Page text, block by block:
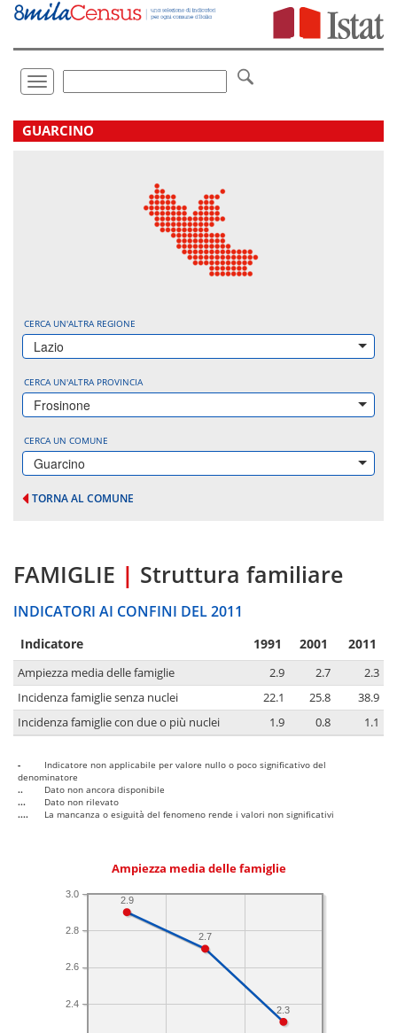
Vai
direttamente
Toggle
navigation
.
GUARCINO
CERCA UN'ALTRA REGIONE
Lazio
CERCA UN'ALTRA PROVINCIA
Frosinone
CERCA UN COMUNE
Guarcino
TORNA AL COMUNE
FAMIGLIE | Struttura familiare
INDICATORI AI CONFINI DEL 2011
Indicatore 1991 2001 2011
Ampiezza media delle famiglie 2.9 2.7
2.3
Incidenza famiglie senza nuclei
22.1 25.8
38.9
Incidenza famiglie con due o più nuclei
1.9 0.8 1.1
-
Indicatore non applicabile per valore nullo o poco significativo del
denominatore
..
Dato non ancora disponibile
...
Dato non rilevato
....
La mancanza o esiguità del fenomeno rende i valori non significativi
Ampiezza media delle famiglie
2.4
2.6
2.8
3.0
2.3
2.7
2.9